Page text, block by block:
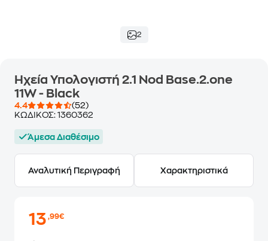
2
Ηχεία Υπολογιστή 2.1 Nod Base.2.one
11W - Black
4.4
(52)
ΚΩΔΙΚΟΣ: 1360362
Άμεσα Διαθέσιμο
Αναλυτική Περιγραφή Χαρακτηριστικά
13,99€